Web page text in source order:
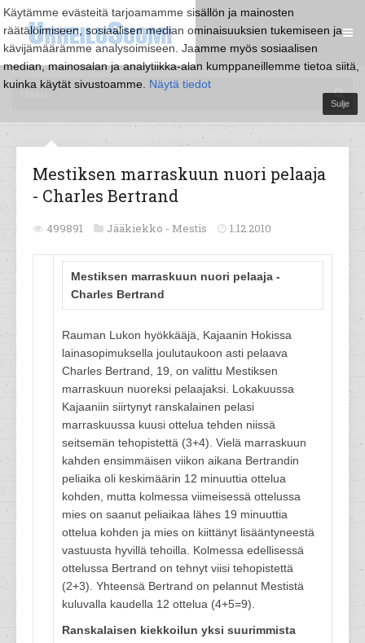
Käytämme evästeitä tarjoamamme sisällön ja mainosten
räätälöimiseen, sosiaalisen median ominaisuuksien tukemiseen ja
kävijämäärämme analysoimiseen. Jaamme myös sosiaalisen
median, mainosalan ja analytiikka-alan kumppaneillemme tietoa siitä,
kuinka käytät sivustoamme. Näytä tiedot
Sulje
Mestiksen marraskuun nuori pelaaja
- Charles Bertrand
499891 Jääkiekko - Mestis 1.12.2010
Mestiksen marraskuun nuori pelaaja -
Charles Bertrand
Rauman Lukon hyökkääjä, Kajaanin Hokissa
lainasopimuksella joulutaukoon asti pelaava
Charles Bertrand, 19, on valittu Mestiksen
marraskuun nuoreksi pelaajaksi. Lokakuussa
Kajaaniin siirtynyt ranskalainen pelasi
marraskuussa kuusi ottelua tehden niissä
seitsemän tehopistettä (3+4). Vielä marraskuun
kahden ensimmäisen viikon aikana Bertrandin
peliaika oli keskimäärin 12 minuuttia ottelua
kohden, mutta kolmessa viimeisessä ottelussa
mies on saanut peliaikaa lähes 19 minuuttia
ottelua kohden ja mies on kiittänyt lisääntyneestä
vastuusta hyvillä tehoilla. Kolmessa edellisessä
ottelussa Bertrand on tehnyt viisi tehopistettä
(2+3). Yhteensä Bertrand on pelannut Mestistä
kuluvalla kaudella 12 ottelua (4+5=9).
Ranskalaisen kiekkoilun yksi suurimmista